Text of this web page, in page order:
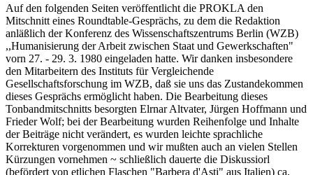
Auf den folgenden Seiten veröffentlicht die PROKLA den
Mitschnitt eines Roundtable-Gesprächs, zu dem die Redaktion
anläßlich der Konferenz des Wissenschaftszentrums Berlin (WZB)
,,Humanisierung der Arbeit zwischen Staat und Gewerkschaften"
vorn 27. - 29. 3. 1980 eingeladen hatte. Wir danken insbesondere
den Mitarbeitern des Instituts für Vergleichende
Gesellschaftsforschung im WZB, daß sie uns das Zustandekommen
dieses Gesprächs ermöglicht haben. Die Bearbeitung dieses
Tonbandmitschnitts besorgten Elrnar Altvater, Jürgen Hoffmann und
Frieder Wolf; bei der Bearbeitung wurden Reihenfolge und Inhalte
der Beiträge nicht verändert, es wurden leichte sprachliche
Korrekturen vorgenommen und wir mußten auch an vielen Stellen
Kürzungen vornehmen ~ schließlich dauerte die Diskussiorl
(befördert von etlichen Flaschen "Barbera d'Asti" aus Italien) ca.